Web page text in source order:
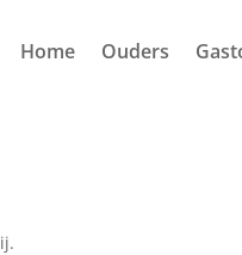
Home Ouders